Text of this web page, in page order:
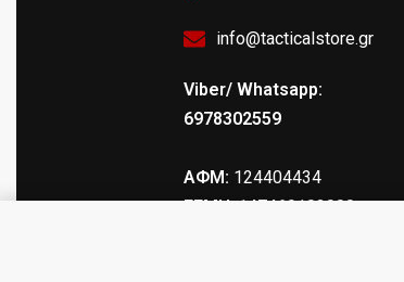
info@tacticalstore.gr
Viber/ Whatsapp:
6978302559
ΑΦΜ: 124404434
ΓΕΜΗ: 147469103000